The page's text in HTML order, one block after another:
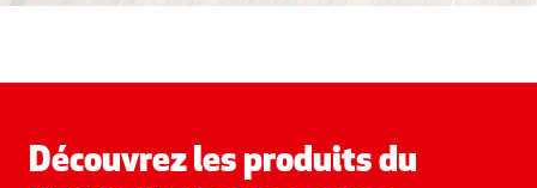
Découvrez les produits du